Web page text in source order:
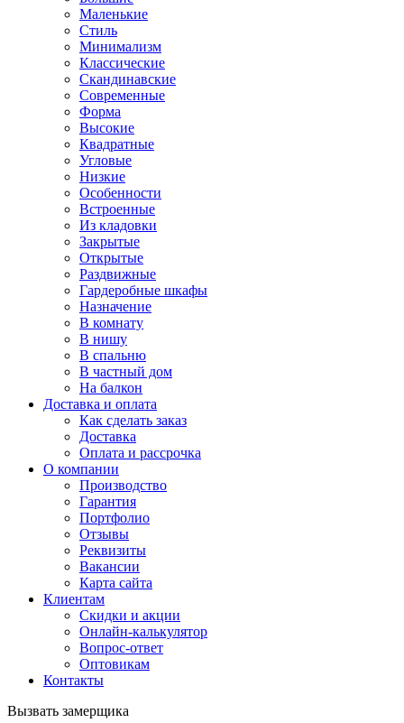
Маленькие
Стиль
Минимализм
Классические
Скандинавские
Современные
Форма
Высокие
Квадратные
Угловые
Низкие
Особенности
Встроенные
Из кладовки
Закрытые
Открытые
Раздвижные
Гардеробные шкафы
Назначение
В комнату
В нишу
В спальню
В частный дом
На балкон
Доставка и оплата
Как сделать заказ
Доставка
Оплата и рассрочка
О компании
Производство
Гарантия
Портфолио
Отзывы
Реквизиты
Вакансии
Карта сайта
Клиентам
Скидки и акции
Онлайн-калькулятор
Вопрос-ответ
Оптовикам
Контакты
Вызвать замерщика